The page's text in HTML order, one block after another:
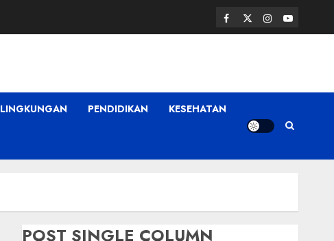
Facebook
TwitterInstagram
Youtube
LINGKUNGAN PENDIDIKAN KESEHATAN
POST SINGLE COLUMN